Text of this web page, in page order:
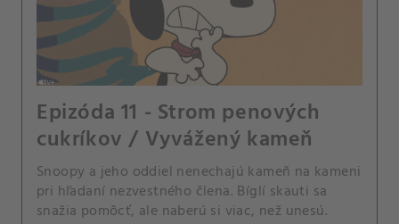
Epizóda 11 - Strom penových
cukríkov / Vyvážený kameň
Snoopy a jeho oddiel nenechajú kameň na kameni
pri hľadaní nezvestného člena. Bíglí skauti sa
snažia pomôcť, ale naberú si viac, než unesú.